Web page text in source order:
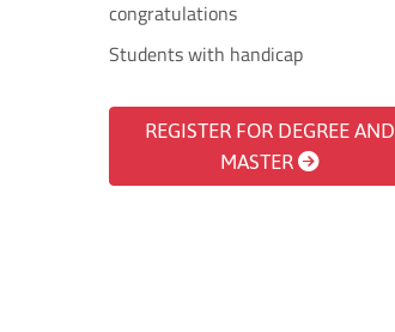
congratulations
Students with handicap
REGISTER FOR DEGREE AND
MASTER